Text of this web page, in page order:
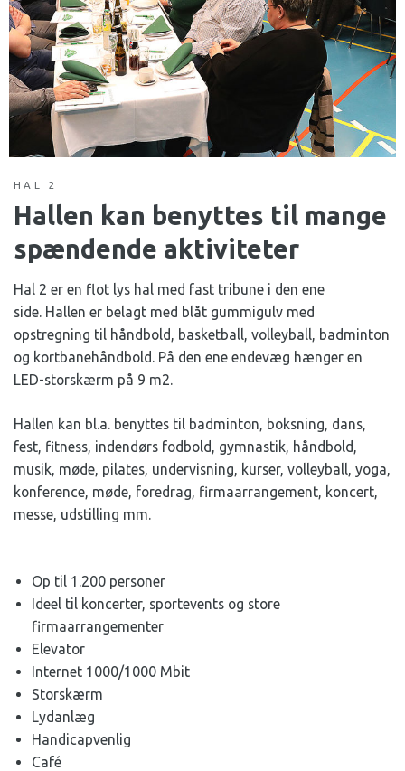
HAL 2
Hallen kan benyttes til mange
spændende aktiviteter
Hal 2 er en flot lys hal med fast tribune i den ene
side. Hallen er belagt med blåt gummigulv med
opstregning til håndbold, basketball, volleyball, badminton
og kortbanehåndbold. På den ene endevæg hænger en
LED-storskærm på 9 m2.
Hallen kan bl.a. benyttes til badminton, boksning, dans,
fest, fitness, indendørs fodbold, gymnastik, håndbold,
musik, møde, pilates, undervisning, kurser, volleyball, yoga,
konference, møde, foredrag, firmaarrangement, koncert,
messe, udstilling mm.
Op til 1.200 personer
Ideel til koncerter, sportevents og store
firmaarrangementer
Elevator
Internet 1000/1000 Mbit
Storskærm
Lydanlæg
Handicapvenlig
Café